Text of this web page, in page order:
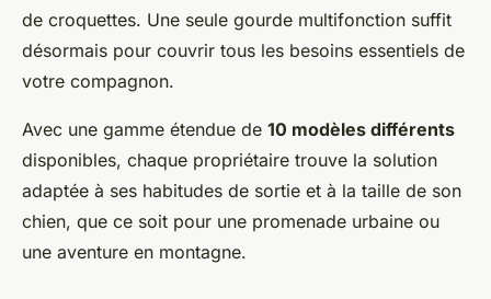
de croquettes. Une seule gourde multifonction suffit
désormais pour couvrir tous les besoins essentiels de
votre compagnon.
Avec une gamme étendue de 10 modèles différents
disponibles, chaque propriétaire trouve la solution
adaptée à ses habitudes de sortie et à la taille de son
chien, que ce soit pour une promenade urbaine ou
une aventure en montagne.